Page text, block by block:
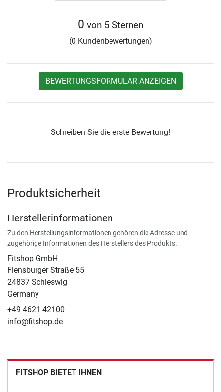
0 von 5 Sternen
(0 Kundenbewertungen)
BEWERTUNGSFORMULAR ANZEIGEN
Schreiben Sie die erste Bewertung!
Produktsicherheit
Herstellerinformationen
Zu den Herstellungsinformationen gehören die Adresse und
zugehörige Informationen des Herstellers des Produkts.
Fitshop GmbH
Flensburger Straße 55
24837 Schleswig
Germany
+49 4621 42100
info@fitshop.de
FITSHOP BIETET IHNEN